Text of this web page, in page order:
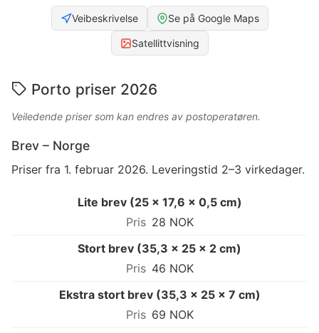
Veibeskrivelse Se på Google Maps
Satellittvisning
Porto priser 2026
Veiledende priser som kan endres av postoperatøren.
Brev – Norge
Priser fra 1. februar 2026. Leveringstid 2–3 virkedager.
Lite brev (25 × 17,6 × 0,5 cm)
28 NOK
Stort brev (35,3 × 25 × 2 cm)
46 NOK
Ekstra stort brev (35,3 × 25 × 7 cm)
69 NOK